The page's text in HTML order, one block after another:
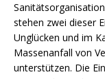
stehen zwei dieser
Unglücken und im
Massenanfall von
unterstützen. Die